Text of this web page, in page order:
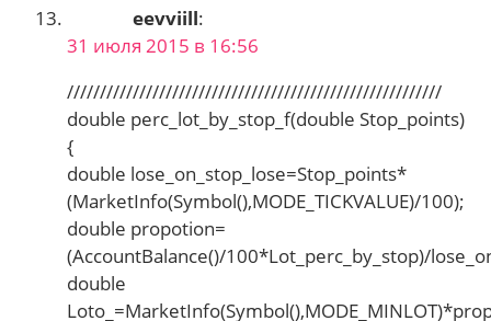
eevviill:
31 июля 2015 в 16:56
/////////////////////////////////////////////////////////
double perc_lot_by_stop_f(double Stop_points)
{
double lose_on_stop_lose=Stop_points*
(MarketInfo(Symbol(),MODE_TICKVALUE)/100);
double propotion=
(AccountBalance()/100*Lot_perc_by_stop)/
double